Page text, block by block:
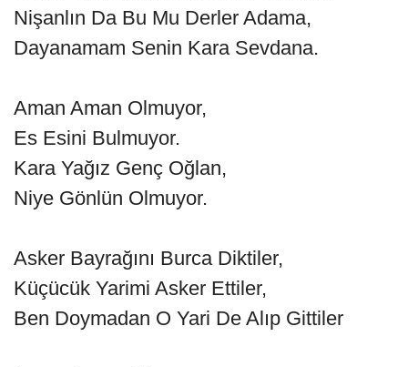
Nişanlın Da Bu Mu Derler Adama,
Dayanamam Senin Kara Sevdana.
Aman Aman Olmuyor,
Es Esini Bulmuyor.
Kara Yağız Genç Oğlan,
Niye Gönlün Olmuyor.
Asker Bayrağını Burca Diktiler,
Küçücük Yarimi Asker Ettiler,
Ben Doymadan O Yari De Alıp Gittiler